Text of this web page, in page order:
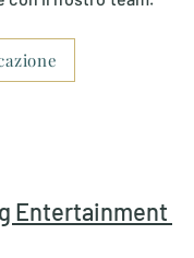
&
Entertainment